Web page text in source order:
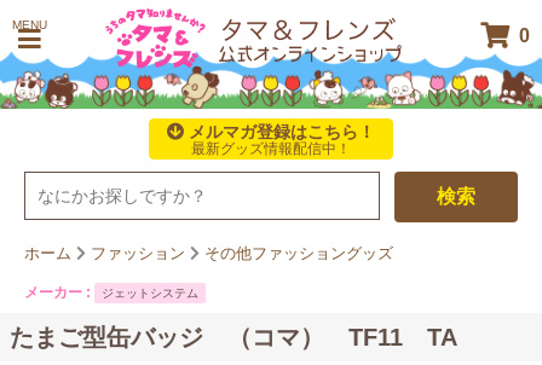
MENU
0
メルマガ登録はこちら！
最新グッズ情報配信中！
検索
ホーム ファッション その他ファッショングッズ
メーカー : ジェットシステム
たまご型缶バッジ （コマ） TF11 TA